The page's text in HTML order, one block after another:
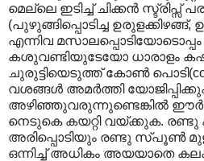
മെല്ലെ ഇടിച്ച് ചിക്കന്‍ സ്ട്രിപ്സ്
(പുഴുങ്ങിപ്പൊടിച്ച ഉരുളക്കിഴങ്ങ്,
എന്നിവ മസാലപ്പൊടിയോടൊപ്പം
കശുവണ്ടിയുടേയോ ധാരാളം
ചുരുട്ടിയെടുത്ത് കോണ്‍
വശങ്ങള്‍ അമര്‍ത്തി
അഴിഞ്ഞുവരുന്നുണ്ടെങ്കില്‍
നെടുകെ കയറ്റി വയ്ക്കുക. രണ്ടു
അരിപ്പൊടിയും രണ്ടു സ്പൂണ്‍
ഒന്നിച്ച് അധികം അയയാതെ